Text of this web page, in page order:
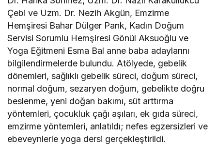
Çebi ve Uzm. Dr. Nezih Akgün, Emzirme
Hemşiresi Bahar Dülger Pank, Kadın Doğum
Servisi Sorumlu Hemşiresi Gönül Aksuoğlu ve
Yoga Eğitmeni Esma Bal anne baba adaylarını
bilgilendirmelerde bulundu. Atölyede, gebelik
dönemleri, sağlıklı gebelik süreci, doğum süreci,
normal doğum, sezaryen doğum, gebelikte doğru
beslenme, yeni doğan bakımı, süt arttırma
yöntemleri, çocukluk çağı aşıları, ek gıda süreci,
emzirme yöntemleri, anlatıldı; nefes egzersizleri ve
ebeveynlerle yoga dersi gerçekleştirildi.